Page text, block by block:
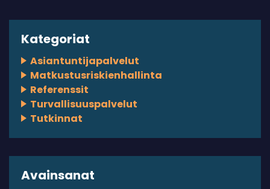
Kategoriat
Asiantuntijapalvelut
Matkustusriskienhallinta
Referenssit
Turvallisuuspalvelut
Tutkinnat
Avainsanat